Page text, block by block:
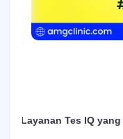
Layanan Tes IQ